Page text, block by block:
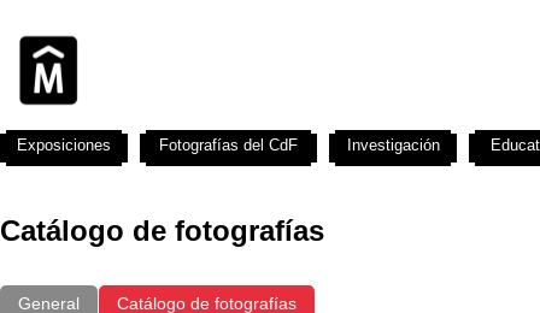
Catálogo de fotografías
General Catálogo de fotografías
Exposiciones Fotografías del CdF Investigación